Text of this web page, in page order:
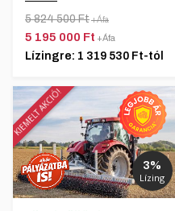
5 824 500 Ft+Áfa
5 195 000 Ft +Áfa
Lízingre: 1 319 530 Ft-tól
KIEMELT AKCIÓ!
3%
Lízing